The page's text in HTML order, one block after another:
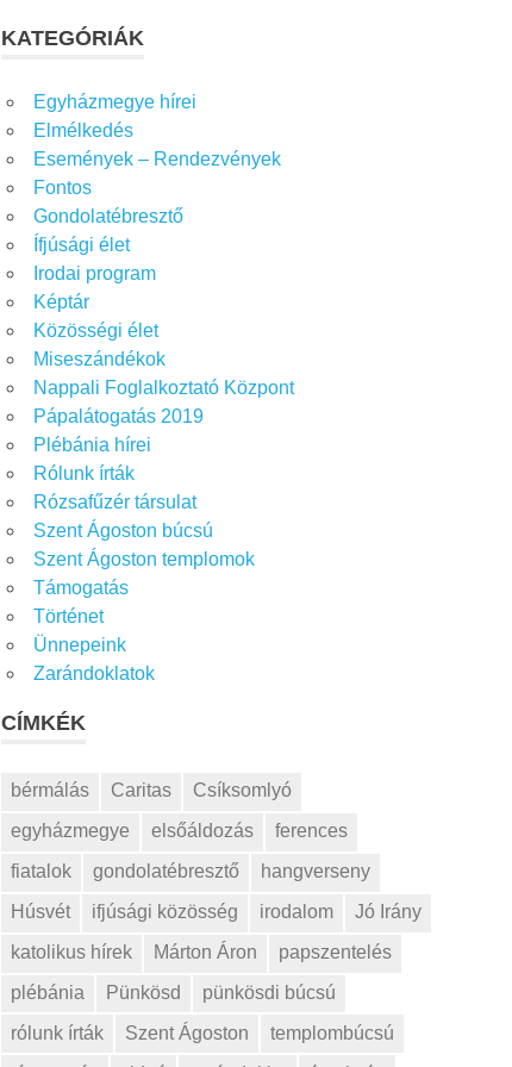
KATEGÓRIÁK
Egyházmegye hírei
Elmélkedés
Események – Rendezvények
Fontos
Gondolatébresztő
Ífjúsági élet
Irodai program
Képtár
Közösségi élet
Miseszándékok
Nappali Foglalkoztató Központ
Pápalátogatás 2019
Plébánia hírei
Rólunk írták
Rózsafűzér társulat
Szent Ágoston búcsú
Szent Ágoston templomok
Támogatás
Történet
Ünnepeink
Zarándoklatok
CÍMKÉK
bérmálás Caritas
Csíksomlyó
egyházmegye
elsőáldozás
ferences
fiatalok
gondolatébresztő
hangverseny
Húsvét
ifjúsági közösség irodalom
Jó Irány
katolikus hírek
Márton Áron
papszentelés
plébánia
Pünkösd
pünkösdi búcsú
rólunk írták
Szent Ágoston
templombúcsú